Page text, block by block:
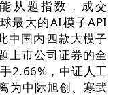
从题指数，成交
最大的AI模子API
中国内四款大模子
上市公司证券的全
2.66%，中证人工
为中际旭创、寒武